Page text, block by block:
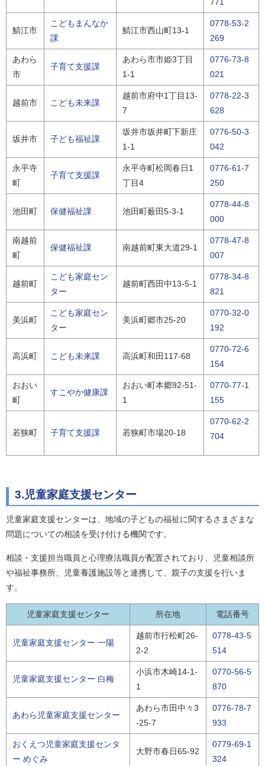
鯖江市
こどもまんなか
課
鯖江市西山町13-1
0778-53-2
269
あわら
市
子育て支援課
あわら市市姫3丁目
1-1
0776-73-8
021
越前市 こども未来課
越前市府中1丁目13-
7
0778-22-3
628
坂井市 子ども福祉課
坂井市坂井町下新庄
1-1
0776-50-3
042
永平寺
町
子育て支援課
永平寺町松岡春日1
丁目4
0776-61-7
250
池田町 保健福祉課 池田町薮田5-3-1
0778-44-8
000
南越前
町
保健福祉課 南越前町東大道29-1
0778-47-8
007
越前町
こども家庭セン
ター
越前町西田中13-5-1
0778-34-8
821
美浜町
こども家庭セン
ター
美浜町郷市25-20
0770-32-0
192
高浜町 こども未来課 高浜町和田117-68
0770-72-6
154
おおい
町
すこやか健康課
おおい町本郷92-51-
1
0770-77-1
155
若狭町 子育て支援課 若狭町市場20-18
0770-62-2
704
3.児童家庭支援センター
児童家庭支援センターは、地域の子どもの福祉に関するさまざまな
問題についての相談を受け付ける機関です。
相談・支援担当職員と心理療法職員が配置されており、児童相談所
や福祉事務所、児童養護施設等と連携して、親子の支援を行いま
す。
児童家庭支援センター 所在地 電話番号
児童家庭支援センター 一陽
越前市行松町26-
2-2
0778-43-5
514
児童家庭支援センター 白梅
小浜市木崎14-1-
1
0770-56-5
870
あわら児童家庭支援センター
あわら市田中々3
-25-7
0776-78-7
933
おくえつ児童家庭支援センタ
ー めぐみ
大野市春日65-92
0779-69-1
324